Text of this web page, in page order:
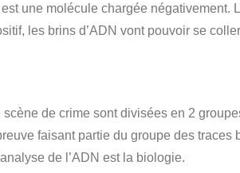
est une molécule chargée
les brins d’ADN vont pouvoir se
scène de crime sont divisées en 2
faisant partie du groupe des traces
de l’ADN est la biologie.